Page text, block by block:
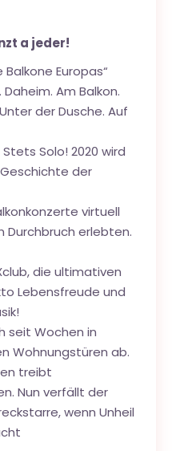
a jeder!
Balkone Europas“
Am Balkon.
der Dusche. Auf
Solo! 2020 wird
der
virtuell
Durchbruch erlebten.
die ultimativen
Lebensfreude und
seit Wochen in
Wohnungstüren ab.
treibt
Nun verfällt der
wenn Unheil